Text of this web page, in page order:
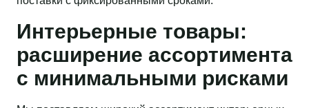
Интерьерные товары:
расширение ассортимента
с минимальными рисками